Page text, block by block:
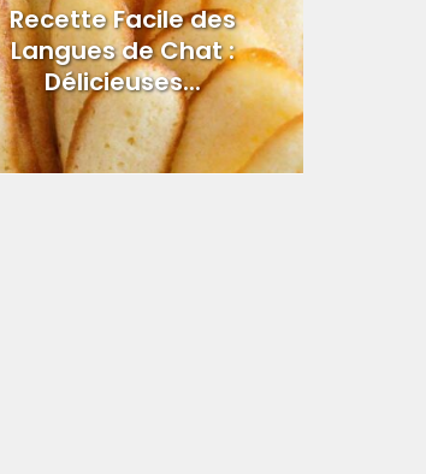
Recette Facile des
Langues de Chat :
Délicieuses...